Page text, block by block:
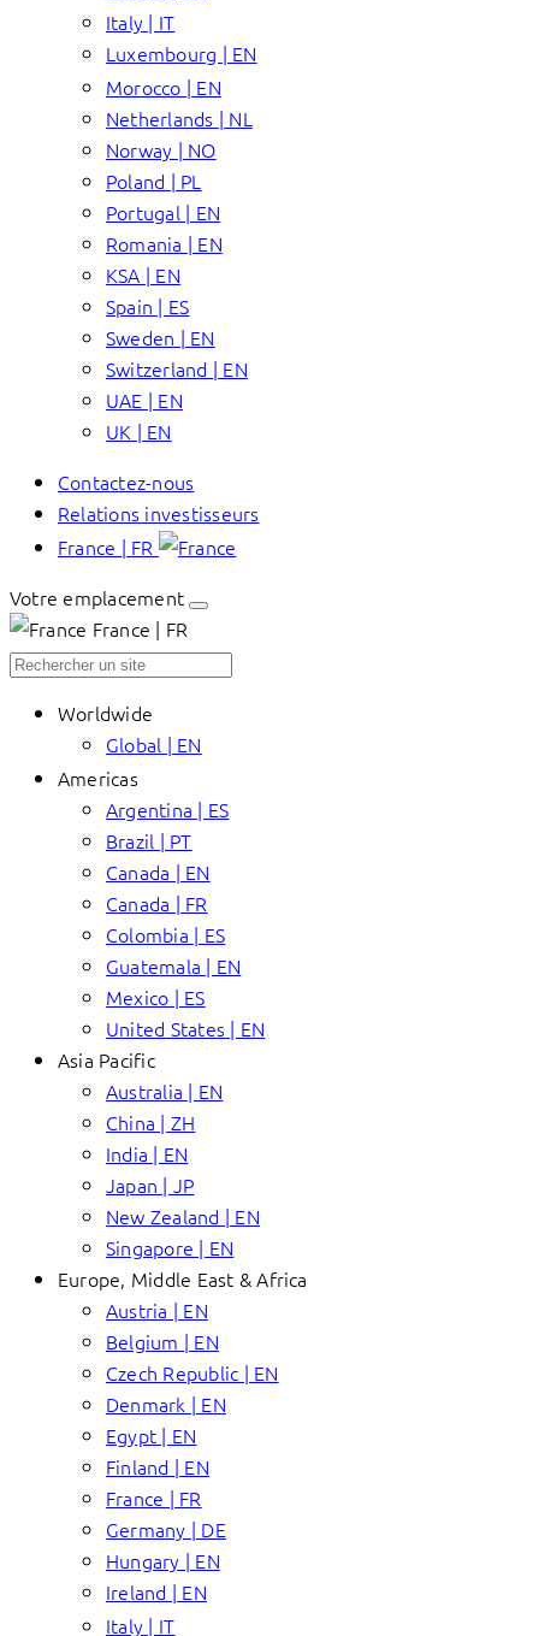
Italy | IT
Luxembourg | EN
Morocco | EN
Netherlands | NL
Norway | NO
Poland | PL
Portugal | EN
Romania | EN
KSA | EN
Spain | ES
Sweden | EN
Switzerland | EN
UAE | EN
UK | EN
Contactez-nous
Relations investisseurs
France | FR
Votre emplacement
France | FR
Worldwide
Global | EN
Americas
Argentina | ES
Brazil | PT
Canada | EN
Canada | FR
Colombia | ES
Guatemala | EN
Mexico | ES
United States | EN
Asia Pacific
Australia | EN
China | ZH
India | EN
Japan | JP
New Zealand | EN
Singapore | EN
Europe, Middle East & Africa
Austria | EN
Belgium | EN
Czech Republic | EN
Denmark | EN
Egypt | EN
Finland | EN
France | FR
Germany | DE
Hungary | EN
Ireland | EN
Italy | IT